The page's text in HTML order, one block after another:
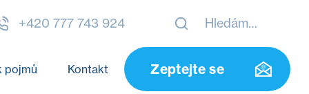
+420 777 743 924
pojmů Kontakt Zeptejte se